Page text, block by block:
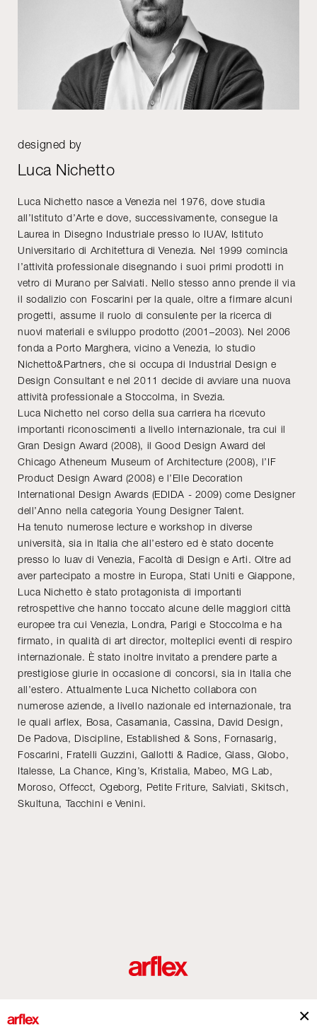
designed by
Luca Nichetto
Luca Nichetto nasce a Venezia nel 1976, dove studia
all’Istituto d’Arte e dove, successivamente, consegue la
Laurea in Disegno Industriale presso lo IUAV, Istituto
Universitario di Architettura di Venezia. Nel 1999 comincia
l’attività professionale disegnando i suoi primi prodotti in
vetro di Murano per Salviati. Nello stesso anno prende il via
il sodalizio con Foscarini per la quale, oltre a firmare alcuni
progetti, assume il ruolo di consulente per la ricerca di
nuovi materiali e sviluppo prodotto (2001–2003). Nel 2006
fonda a Porto Marghera, vicino a Venezia, lo studio
Nichetto&Partners, che si occupa di Industrial Design e
Design Consultant e nel 2011 decide di avviare una nuova
attività professionale a Stoccolma, in Svezia.
Luca Nichetto nel corso della sua carriera ha ricevuto
importanti riconoscimenti a livello internazionale, tra cui il
Gran Design Award (2008), il Good Design Award del
Chicago Atheneum Museum of Architecture (2008), l’IF
Product Design Award (2008) e l’Elle Decoration
International Design Awards (EDIDA - 2009) come Designer
dell’Anno nella categoria Young Designer Talent.
Ha tenuto numerose lecture e workshop in diverse
università, sia in Italia che all’estero ed è stato docente
presso lo Iuav di Venezia, Facoltà di Design e Arti. Oltre ad
aver partecipato a mostre in Europa, Stati Uniti e Giappone,
Luca Nichetto è stato protagonista di importanti
retrospettive che hanno toccato alcune delle maggiori città
europee tra cui Venezia, Londra, Parigi e Stoccolma e ha
firmato, in qualità di art director, molteplici eventi di respiro
internazionale. È stato inoltre invitato a prendere parte a
prestigiose giurie in occasione di concorsi, sia in Italia che
all’estero. Attualmente Luca Nichetto collabora con
numerose aziende, a livello nazionale ed internazionale, tra
le quali arflex, Bosa, Casamania, Cassina, David Design,
De Padova, Discipline, Established & Sons, Fornasarig,
Foscarini, Fratelli Guzzini, Gallotti & Radice, Glass, Globo,
Italesse, La Chance, King’s, Kristalia, Mabeo, MG Lab,
Moroso, Offecct, Ogeborg, Petite Friture, Salviati, Skitsch,
Skultuna, Tacchini e Venini.